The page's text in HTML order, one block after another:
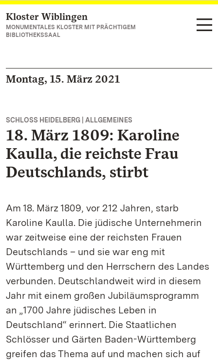
Zum Hauptinhalt springen
Kloster Wiblingen
MONUMENTALES KLOSTER MIT PRÄCHTIGEM
BIBLIOTHEKSSAAL
Montag, 15. März 2021
SCHLOSS HEIDELBERG | ALLGEMEINES
18. März 1809: Karoline
Kaulla, die reichste Frau
Deutschlands, stirbt
Am 18. März 1809, vor 212 Jahren, starb
Karoline Kaulla. Die jüdische Unternehmerin
war zeitweise eine der reichsten Frauen
Deutschlands – und sie war eng mit
Württemberg und den Herrschern des Landes
verbunden. Deutschlandweit wird in diesem
Jahr mit einem großen Jubiläumsprogramm
an „1700 Jahre jüdisches Leben in
Deutschland“ erinnert. Die Staatlichen
Schlösser und Gärten Baden-Württemberg
greifen das Thema auf und machen sich auf